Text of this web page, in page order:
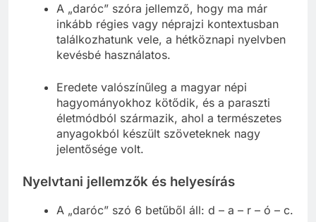
A „daróc” szóra jellemző, hogy ma már
inkább régies vagy néprajzi kontextusban
találkozhatunk vele, a hétköznapi nyelvben
kevésbé használatos.
Eredete valószínűleg a magyar népi
hagyományokhoz kötődik, és a paraszti
életmódból származik, ahol a természetes
anyagokból készült szöveteknek nagy
jelentősége volt.
Nyelvtani jellemzők és helyesírás
A „daróc” szó 6 betűből áll: d – a – r – ó – c.